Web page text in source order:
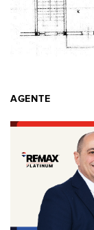
AGENTE